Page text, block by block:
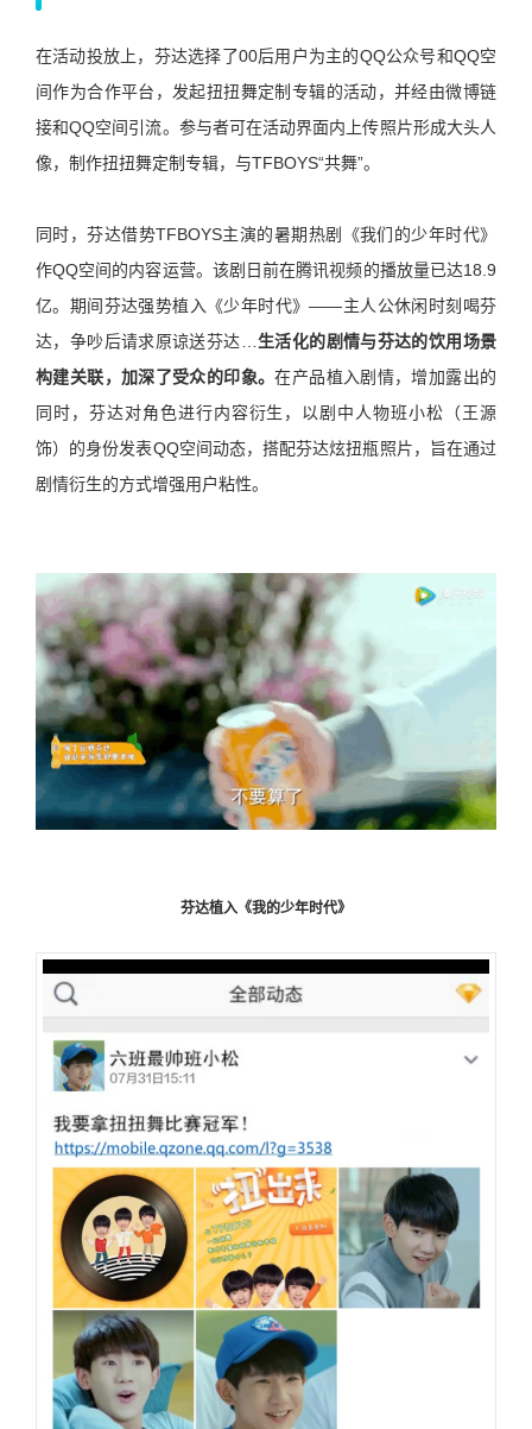
在活动投放上，芬达选择了00后用户为主的QQ公众号和QQ空
间作为合作平台，发起扭扭舞定制专辑的活动，并经由微博链
接和QQ空间引流。参与者可在活动界面内上传照片形成大头人
像，制作扭扭舞定制专辑，与TFBOYS“共舞”。
同时，芬达借势TFBOYS主演的暑期热剧《我们的少年时代》
作QQ空间的内容运营。该剧日前在腾讯视频的播放量已达18.9
亿。期间芬达强势植入《少年时代》——主人公休闲时刻喝芬
达，争吵后请求原谅送芬达…生活化的剧情与芬达的饮用场景
构建关联，加深了受众的印象。在产品植入剧情，增加露出的
同时，芬达对角色进行内容衍生，以剧中人物班小松（王源
饰）的身份发表QQ空间动态，搭配芬达炫扭瓶照片，旨在通过
剧情衍生的方式增强用户粘性。
芬达植入《我的少年时代》